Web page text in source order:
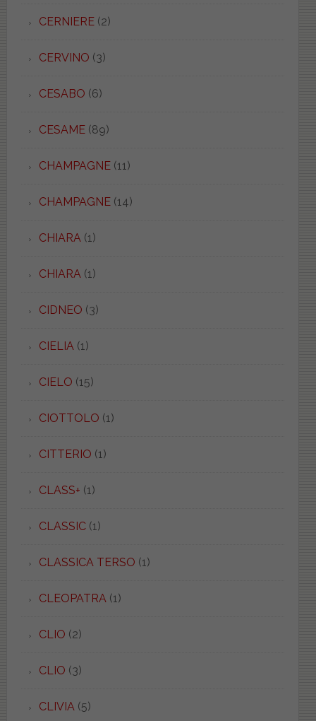
CERNIERE(2)
CERVINO (3)
CESABO (6)
CESAME(89)
CHAMPAGNE(11)
CHAMPAGNE(14)
CHIARA(1)
CHIARA(1)
CIDNEO (3)
CIELIA(1)
CIELO (15)
CIOTTOLO (1)
CITTERIO (1)
CLASS+ (1)
CLASSIC(1)
CLASSICA TERSO (1)
CLEOPATRA(1)
CLIO (2)
CLIO (3)
CLIVIA(5)